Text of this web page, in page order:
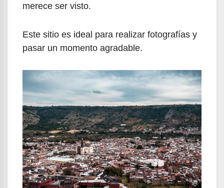
merece ser visto.
Este sitio es ideal para realizar fotografías y
pasar un momento agradable.